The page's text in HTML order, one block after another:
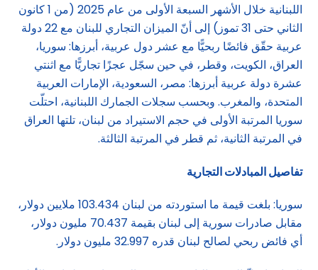
اللبنانية خلال الأشهر السبعة الأولى من عام 2025 (من 1 كانون
الثاني حتى 31 تموز) إلى أنّ الميزان التجاري للبنان مع 22 دولة
عربية حقّق فائضًا ربحيًّا مع عشر دول عربية، أبرزها: سوريا،
العراق، الكويت، وقطر، في حين سجّل عجزًا تجاريًّا مع اثنتي
عشرة دولة عربية أبرزها: مصر، السعودية، الإمارات العربية
المتحدة، والمغرب. وبحسب سجلات الجمارك اللبنانية، احتلّت
سوريا المرتبة الأولى في حجم الاستيراد من لبنان، تلتها العراق
في المرتبة الثانية، ثم قطر في المرتبة الثالثة.
تفاصيل المبادلات التجارية
سوريا: بلغت قيمة ما استوردته من لبنان 103.434 ملايين دولار،
مقابل صادرات سورية إلى لبنان بقيمة 70.437 مليون دولار،
أي فائض ربحي لصالح لبنان قدره 32.997 مليون دولار.